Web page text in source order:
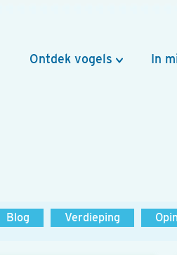
Ontdek vogels In
Blog Verdieping